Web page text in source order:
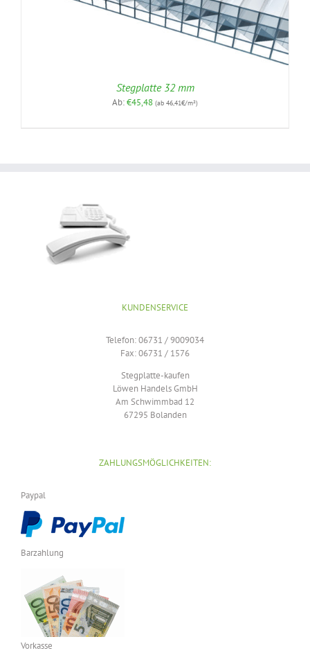
Stegplatte 32 mm
Ab:€45,48 (ab 46,41€/m²)
KUNDENSERVICE
Telefon: 06731 / 9009034
Fax: 06731 / 1576
Stegplatte-kaufen
Löwen Handels GmbH
Am Schwimmbad 12
67295 Bolanden
ZAHLUNGSMÖGLICHKEITEN:
Paypal
Barzahlung
Vorkasse